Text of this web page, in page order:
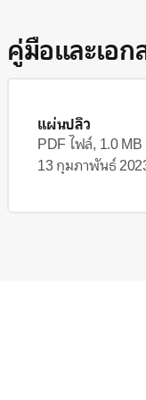
คู่มือและเอก
แผ่นปลิว
PDF ไฟล์, 1.0 MB
13 กุมภาพันธ์